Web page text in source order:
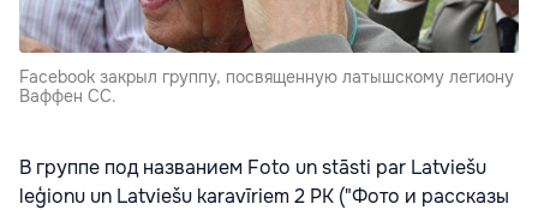
Facebook закрыл группу, посвященную латышскому легиону
Ваффен СС.
В группе под названием Foto un stāsti par Latviešu
leģionu un Latviešu karavīriem 2 PK ("Фото и рассказы